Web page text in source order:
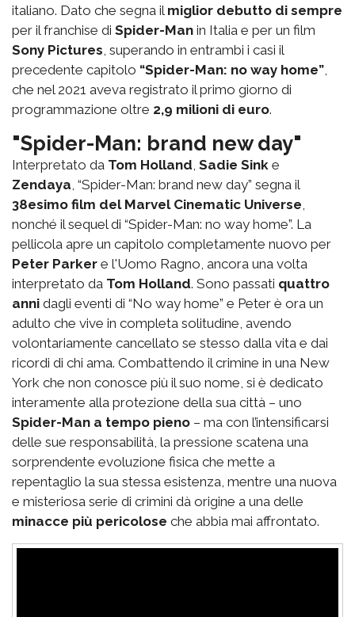
italiano. Dato che segna il miglior debutto di sempre
per il franchise di Spider-Man in Italia e per un film
Sony Pictures, superando in entrambi i casi il
precedente capitolo “Spider-Man: no way home”,
che nel 2021 aveva registrato il primo giorno di
programmazione oltre 2,9 milioni di euro.
"Spider-Man: brand new day"
Interpretato da Tom Holland, Sadie Sink e
Zendaya, “Spider-Man: brand new day” segna il
38esimo film del Marvel Cinematic Universe,
nonché il sequel di “Spider-Man: no way home”. La
pellicola apre un capitolo completamente nuovo per
Peter Parker e l'Uomo Ragno, ancora una volta
interpretato da Tom Holland. Sono passati quattro
anni dagli eventi di “No way home” e Peter è ora un
adulto che vive in completa solitudine, avendo
volontariamente cancellato se stesso dalla vita e dai
ricordi di chi ama. Combattendo il crimine in una New
York che non conosce più il suo nome, si è dedicato
interamente alla protezione della sua città – uno
Spider-Man a tempo pieno – ma con l’intensificarsi
delle sue responsabilità, la pressione scatena una
sorprendente evoluzione fisica che mette a
repentaglio la sua stessa esistenza, mentre una nuova
e misteriosa serie di crimini dà origine a una delle
minacce più pericolose che abbia mai affrontato.